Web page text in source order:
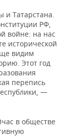
и Татарстана.
РФ,
войне: на нас
исторической
видим
Этот год
перепись
—
в обществе